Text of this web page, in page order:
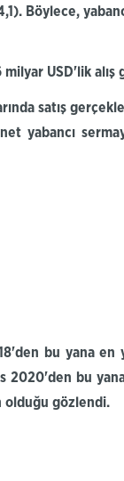
Böylece,
milyar USD'lik alış
satış
yabancı
bu yana
2020'den bu
olduğu gözlendi.